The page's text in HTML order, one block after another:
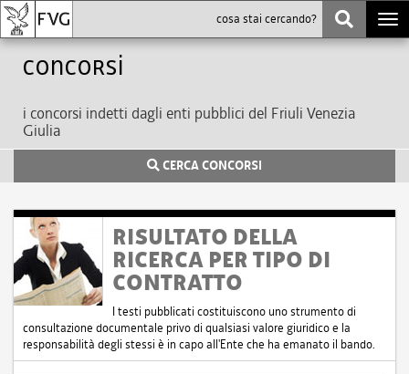
Concorsi
i concorsi indetti dagli enti pubblici del Friuli Venezia
Giulia
CERCA CONCORSI
RISULTATO DELLA
RICERCA PER TIPO DI
CONTRATTO
I testi pubblicati costituiscono uno strumento di
consultazione documentale privo di qualsiasi valore giuridico e la
responsabilità degli stessi è in capo all'Ente che ha emanato il bando.